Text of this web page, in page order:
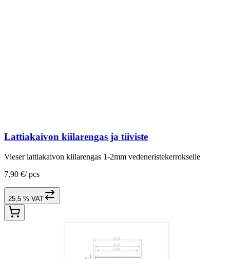
Lattiakaivon kiilarengas ja tiiviste
Vieser lattiakaivon kiilarengas 1-2mm vedeneristekerrokselle
7,90 €/ pcs
25,5 % VAT